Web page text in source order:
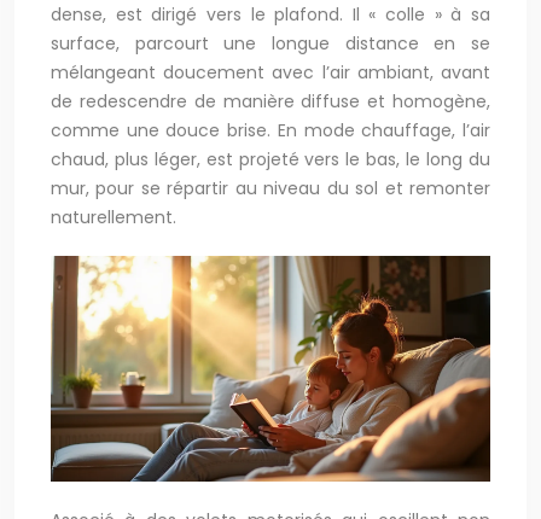
dense, est dirigé vers le plafond. Il « colle » à sa
surface, parcourt une longue distance en se
mélangeant doucement avec l’air ambiant, avant
de redescendre de manière diffuse et homogène,
comme une douce brise. En mode chauffage, l’air
chaud, plus léger, est projeté vers le bas, le long du
mur, pour se répartir au niveau du sol et remonter
naturellement.